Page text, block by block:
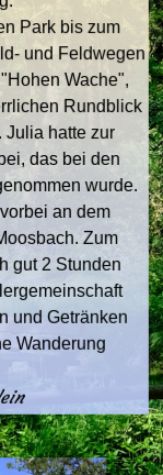
Park bis zum
und Feldwegen
Wache",
Rundblick
Julia hatte zur
das bei den
wurde.
an dem
Zum
gut 2 Stunden
und Getränken
Wanderung